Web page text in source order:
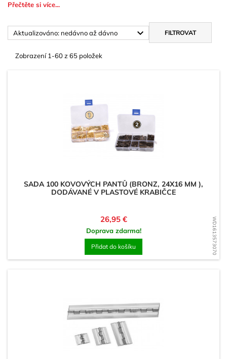
Přečtěte si více...
Aktualizováno: nedávno až dávno  FILTROVAT
Zobrazení 1-60 z 65 položek
WD1613573070
SADA 100 KOVOVÝCH PANTŮ (BRONZ, 24X16 MM ),
DODÁVANÉ V PLASTOVÉ KRABIČCE
Cena
26,95 €
Doprava zdarma!
Přidat do košíku